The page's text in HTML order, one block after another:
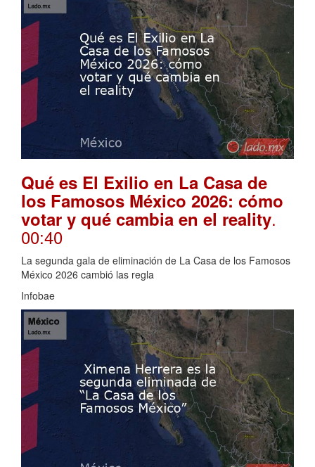
Qué es El Exilio en La Casa de
los Famosos México 2026: cómo
votar y qué cambia en el reality.
00:40
La segunda gala de eliminación de La Casa de los Famosos
México 2026 cambió las regla
Infobae